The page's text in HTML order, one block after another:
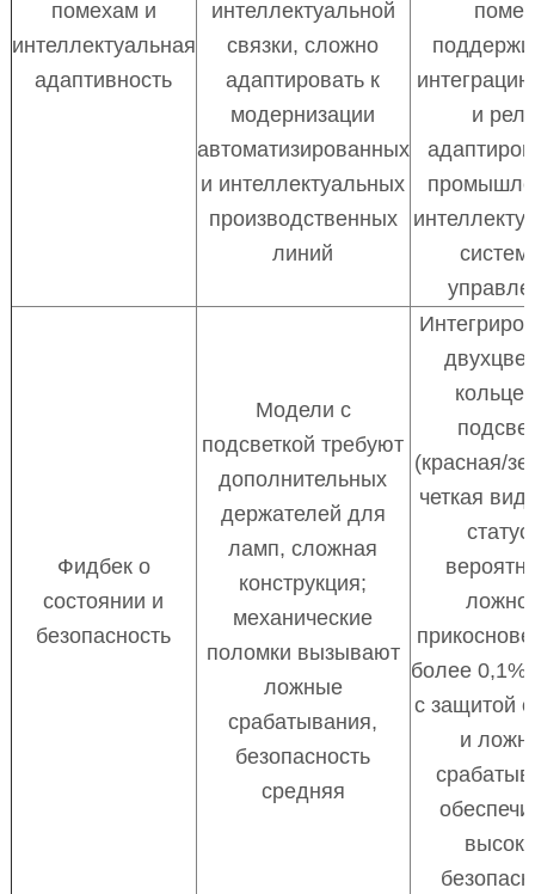
помехам и
интеллектуальная
адаптивность
интеллектуальной
связки, сложно
адаптировать к
модернизации
автоматизированных
и интеллектуальных
производственных
линий
и
Фидбек о
состоянии и
безопасность
Модели с
подсветкой требуют
дополнительных
держателей для
ламп, сложная
конструкция;
механические
поломки вызывают
ложные
срабатывания,
безопасность
средняя
(красная/
четкая
более
с защитой
и